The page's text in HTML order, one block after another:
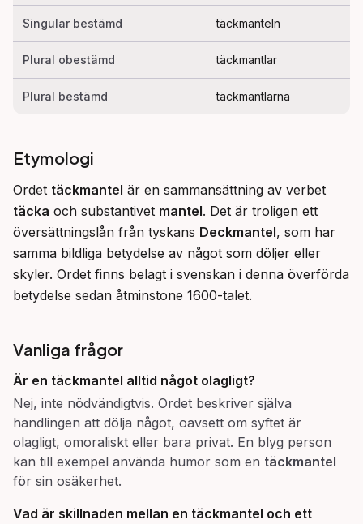
Singular bestämd täckmanteln
Plural obestämd täckmantlar
Plural bestämd täckmantlarna
Etymologi
Ordet täckmantel
täcka och substantivet mantel. Det är troligen ett
översättningslån från tyskans Deckmantel, som har
samma bildliga betydelse av något som döljer eller
skyler. Ordet finns belagt i svenskan i denna överförda
betydelse sedan åtminstone 1600-talet.
Vanliga frågor
Är en täckmantel alltid något olagligt?
Nej, inte nödvändigtvis. Ordet beskriver själva
handlingen att dölja något, oavsett om syftet är
olagligt, omoraliskt eller bara privat. En blyg person
kan till exempel använda humor som en täckmantel
för sin osäkerhet.
Vad är skillnaden mellan en täckmantel och ett